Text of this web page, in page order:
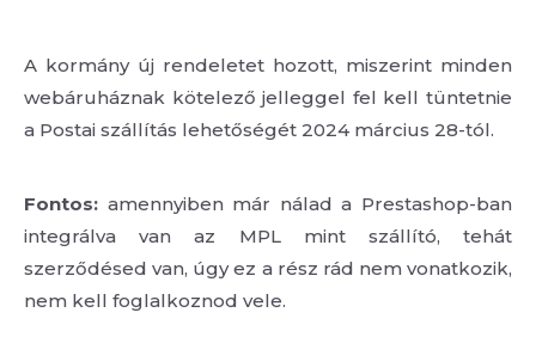
A kormány új rendeletet hozott, miszerint minden
webáruháznak kötelező jelleggel fel kell tüntetnie
a Postai szállítás lehetőségét 2024 március 28-tól.
Fontos: amennyiben már nálad a Prestashop-ban
integrálva van az MPL mint szállító, tehát
szerződésed van, úgy ez a rész rád nem vonatkozik,
nem kell foglalkoznod vele.